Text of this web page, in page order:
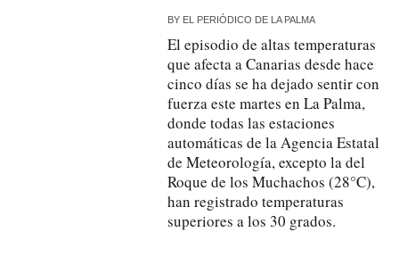
BY EL PERIÓDICO DE LA PALMA
El episodio de altas temperaturas
que afecta a Canarias desde hace
cinco días se ha dejado sentir con
fuerza este martes en La Palma,
donde todas las estaciones
automáticas de la Agencia Estatal
de Meteorología, excepto la del
Roque de los Muchachos (28°C),
han registrado temperaturas
superiores a los 30 grados.